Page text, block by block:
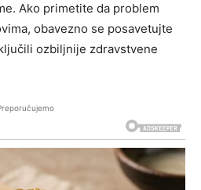
Ako primetite da problem
obavezno se posavetujte
ozbiljnije zdravstvene